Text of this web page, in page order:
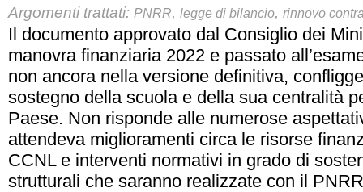
Argomenti trattati: PNRR, legge di bilancio, rinnovo
Il documento approvato dal Consiglio dei
manovra finanziaria 2022 e passato
non ancora nella versione definitiva,
sostegno della scuola e della sua centralità
Paese. Non risponde alle numerose
attendeva miglioramenti circa le risorse
CCNL e interventi normativi in grado di
strutturali che saranno realizzate con il